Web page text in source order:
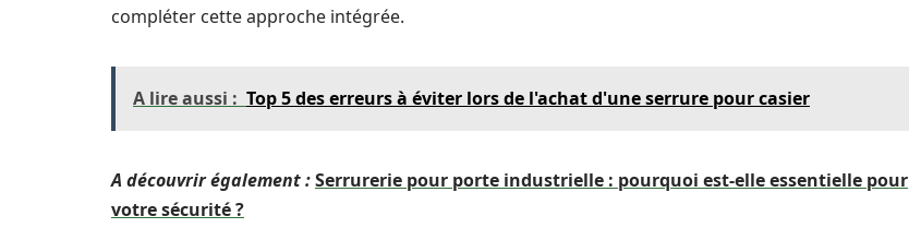
compléter cette approche intégrée.
A lire aussi : Top 5 des erreurs à éviter lors de l'achat d'une serrure pour casier
A découvrir également :Serrurerie pour porte industrielle : pourquoi est-elle essentielle pour
votre sécurité ?